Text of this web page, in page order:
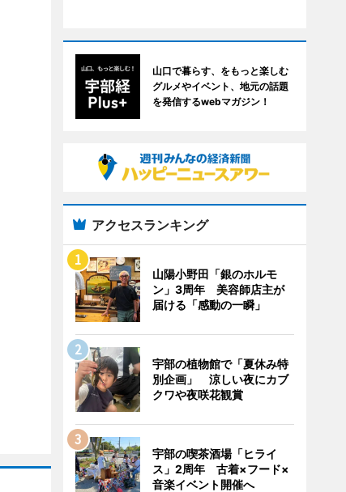
山口で暮らす、をもっと楽しむ
グルメやイベント、地元の話題
を発信するwebマガジン！
アクセスランキング
山陽小野田「銀のホルモ
ン」3周年 美容師店主が
届ける「感動の一瞬」
宇部の植物館で「夏休み特
別企画」 涼しい夜にカブ
クワや夜咲花観賞
宇部の喫茶酒場「ヒライ
ス」2周年 古着×フード×
音楽イベント開催へ